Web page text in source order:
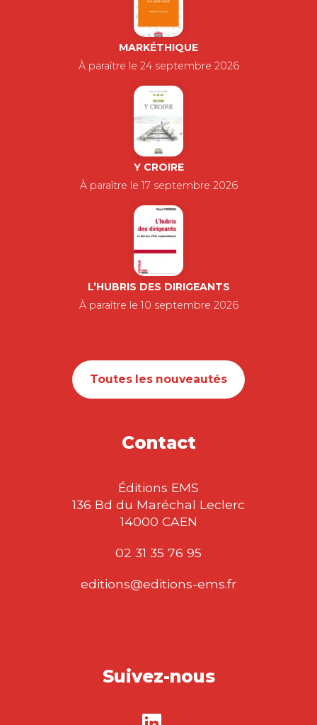
MARKÉTHIQUE
À paraître le 24 septembre 2026
Y CROIRE
À paraître le 17 septembre 2026
L’HUBRIS DES DIRIGEANTS
À paraître le 10 septembre 2026
Toutes les nouveautés
Contact
Éditions EMS
136 Bd du Maréchal Leclerc
14000 CAEN
02 31 35 76 95
editions@editions-ems.fr
Suivez-nous